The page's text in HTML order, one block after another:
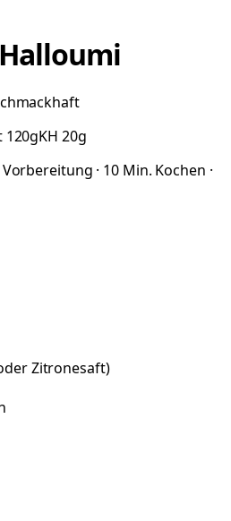
120gKH 20g
· 10 Min. Kochen ·
Zitronesaft)